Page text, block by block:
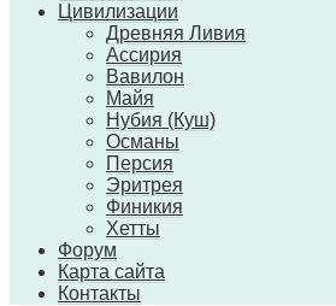
Цивилизации
Древняя Ливия
Ассирия
Вавилон
Майя
Нубия (Куш)
Османы
Персия
Эритрея
Финикия
Хетты
Форум
Карта сайта
Контакты